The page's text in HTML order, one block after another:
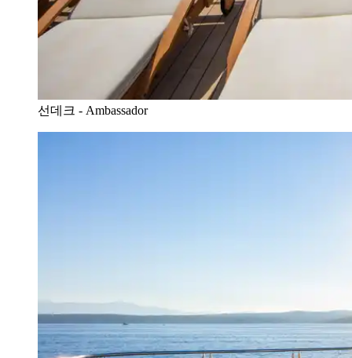
선데크 - Ambassador